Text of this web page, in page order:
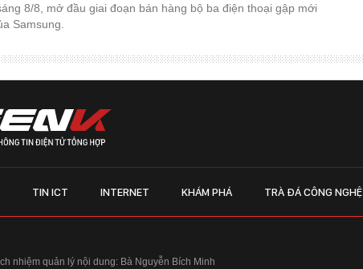
8/8, mở đầu giai đoạn bán hàng bộ ba điện thoại gập mới
Samsung.
TIN ICT INTERNET KHÁM PHÁ TRÀ ĐÁ CÔNG NGHỆ
nhiệm quản lý nội dung: Bà Nguyễn Bích Minh